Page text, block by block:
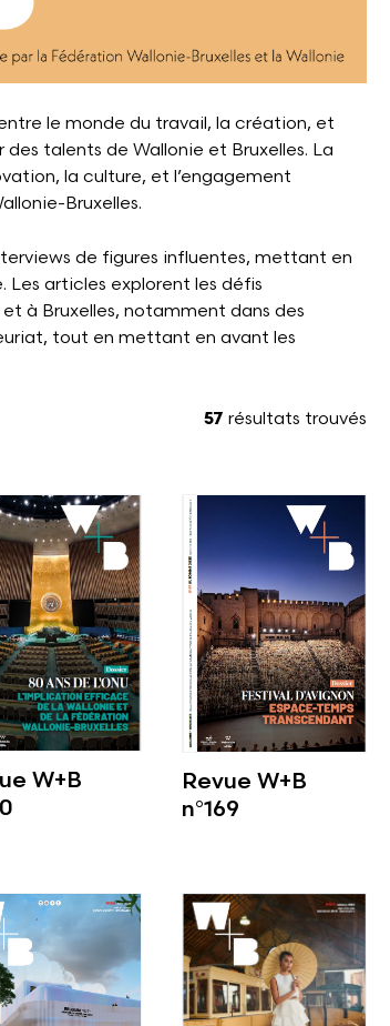
le monde du travail, la création, et
talents de Wallonie et Bruxelles. La
la culture, et l’engagement
Bruxelles.
de figures influentes, mettant en
articles explorent les défis
à Bruxelles, notamment dans des
tout en mettant en avant les
57 résultats trouvés
W+B
Voir plus
Revue W+B
n°169
Voir plus